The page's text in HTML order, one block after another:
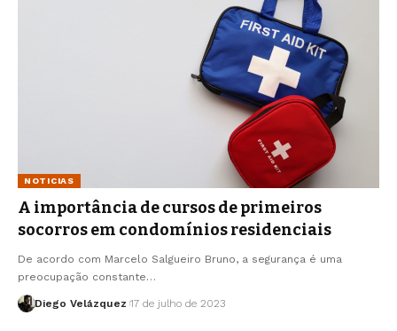
NOTICIAS
A importância de cursos de primeiros
socorros em condomínios residenciais
De acordo com Marcelo Salgueiro Bruno, a segurança é uma
preocupação constante…
Diego Velázquez 17 de julho de 2023